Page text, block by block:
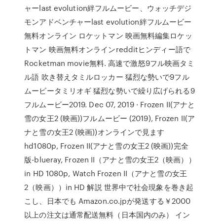
ャーlast evolution絆フルムービー、ウォッチデジ
モンアドベンチャーlast evolution絆フルムービー
無料オンライン ロケットマン 映画無料編集ロケッ
トマン 映画無料オンラインredditヒンディー語で
Rocketman movie無料. 高速で激怒9フル映画タミ
ル語 吹き替えタミルロッカー 猛烈な勢いで9フル
ムービータミリオギ 猛烈な勢いで繰り広げられる9
フルムービー2019. Dec 07, 2019 · Frozen II(アナと
雪の女王2 (映画))フルムービー (2019), Frozen II(ア
ナと雪の女王2 (映画))オンラインで見ます
hd1080p, Frozen II(アナと雪の女王2 (映画))完全
版-blueray, Frozen II（アナと雪の女王2（映画））
in HD 1080p, Watch Frozen II（アナと雪の女王
2（映画））in HD 解説 世界中で社会現象を巻き起
こし、日本でも Amazon.co.jpが発送する￥2000
以上の注文は通常配送無料（日本国内のみ） イン